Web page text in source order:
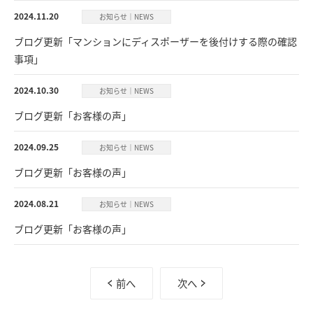
2024.11.20 お知らせ｜NEWS
ブログ更新「マンションにディスポーザーを後付けする際の確認
事項」
2024.10.30 お知らせ｜NEWS
ブログ更新「お客様の声」
2024.09.25 お知らせ｜NEWS
ブログ更新「お客様の声」
2024.08.21 お知らせ｜NEWS
ブログ更新「お客様の声」
前へ 次へ